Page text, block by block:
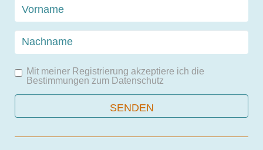
Mit meiner Registrierung akzeptiere ich die
Bestimmungen zum Datenschutz